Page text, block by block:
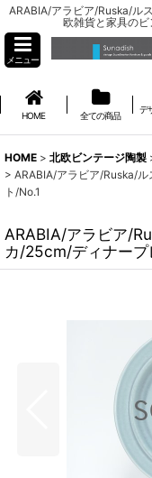
ARABIA/アラビア/Ruska/ル
欧雑貨と家具の
メニュー
HOME 全ての商品
デ
HOME > 北欧ビンテージ陶製
> ARABIA/アラビア/Ruska/
ト/No.1
ARABIA/アラビア/
カ/25cm/ディナープ